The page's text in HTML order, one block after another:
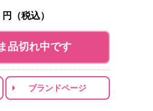
（税込）
品切れ中です
ブランドページ